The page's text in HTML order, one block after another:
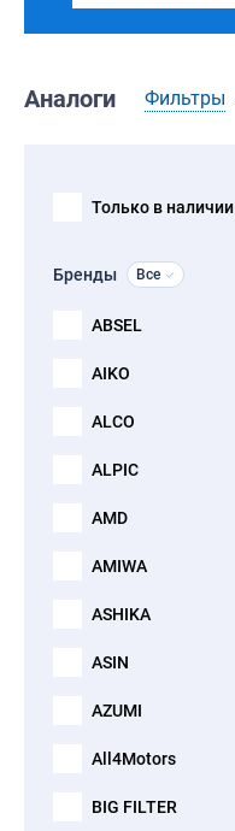
Аналоги Фильтры
Только в наличии
Бренды Все
ABSEL
AIKO
ALCO
ALPIC
AMD
AMIWA
ASHIKA
ASIN
AZUMI
All4Motors
BIG FILTER